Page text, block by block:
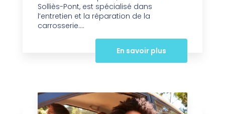
Solliès-Pont, est spécialisé dans
l’entretien et la réparation de la
carrosserie....
En savoir plus